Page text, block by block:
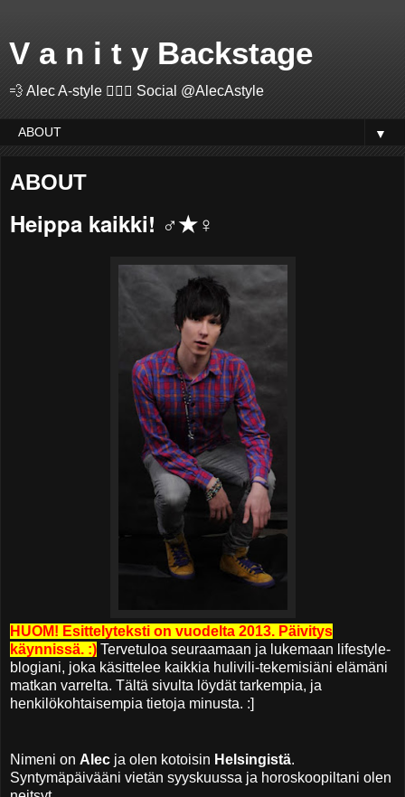
V a n i t y Backstage
💨 Alec A-style 🤽🏻‍♂️ Social @AlecAstyle
▼
ABOUT
Heippa kaikki! ♂★♀
HUOM! Esittelyteksti on vuodelta 2013. Päivitys
käynnissä. :) Tervetuloa seuraamaan ja lukemaan lifestyle-
blogiani, joka käsittelee kaikkia hulivili-tekemisiäni elämäni
matkan varrelta. Tältä sivulta löydät tarkempia, ja
henkilökohtaisempia tietoja minusta. :]
Nimeni on Alec ja olen kotoisin Helsingistä.
Syntymäpäivääni vietän syyskuussa ja horoskoopiltani olen